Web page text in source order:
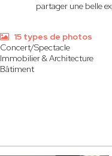
partager une belle
15 types de photos
Concert/Spectacle
Immobilier & Architecture
Bâtiment